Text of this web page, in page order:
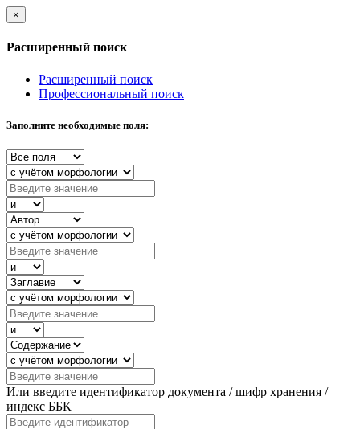
×
Расширенный поиск
Расширенный поиск
Профессиональный поиск
Заполните необходимые поля:
Или введите идентификатор документа / шифр хранения /
индекс ББК